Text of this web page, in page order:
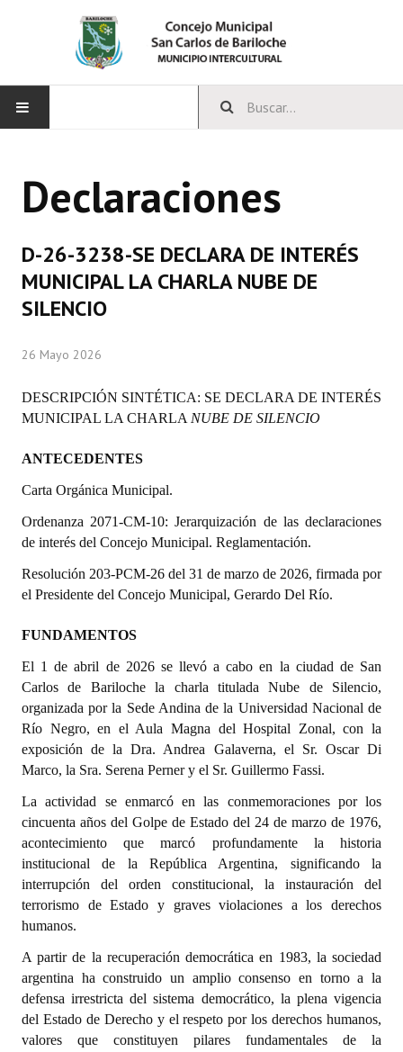
CONCEJO
Integrantes del Concejo
Comisiones Permanentes
Comisiones Especiales
Concejales Mandato Cumplido
Programas
LEGISLACIÓN
Constitución Nacional
Constitución Provincial
Carta Orgánica 2007
Organigrama
DOCUMENTOS
Informes de Gestión
Proyectos Presentados
Dictámenes Asesoría Letrada
Actas de Sesión
Informes de Unidad Coordinadora
Ejecución Presupuestaria
Actas de Audiencias Públicas
NORMATIVA
Declaraciones
D-26-3238-SE DECLARA DE INTERÉS
MUNICIPAL LA CHARLA NUBE DE
SILENCIO
26 Mayo 2026
DESCRIPCIÓN SINTÉTICA: SE DECLARA DE INTERÉS
MUNICIPAL LA CHARLA NUBE DE SILENCIO
ANTECEDENTES
Carta Orgánica Municipal.
Ordenanza 2071-CM-10: Jerarquización de las declaraciones
de interés del Concejo Municipal. Reglamentación.
Resolución 203-PCM-26 del 31 de marzo de 2026, firmada por
el Presidente del Concejo Municipal, Gerardo Del Río.
FUNDAMENTOS
El 1 de abril de 2026 se llevó a cabo en la ciudad de San
Carlos de Bariloche la charla titulada Nube de Silencio,
organizada por la Sede Andina de la Universidad Nacional de
Río Negro, en el Aula Magna del Hospital Zonal, con la
exposición de la Dra. Andrea Galaverna, el Sr. Oscar Di
Marco, la Sra. Serena Perner y el Sr. Guillermo Fassi.
La actividad se enmarcó en las conmemoraciones por los
cincuenta años del Golpe de Estado del 24 de marzo de 1976,
acontecimiento que marcó profundamente la historia
institucional de la República Argentina, significando la
interrupción del orden constitucional, la instauración del
terrorismo de Estado y graves violaciones a los derechos
humanos.
A partir de la recuperación democrática en 1983, la sociedad
argentina ha construido un amplio consenso en torno a la
defensa irrestricta del sistema democrático, la plena vigencia
del Estado de Derecho y el respeto por los derechos humanos,
valores que constituyen pilares fundamentales de la